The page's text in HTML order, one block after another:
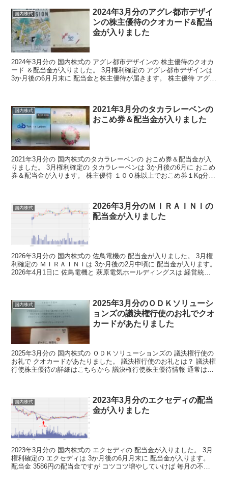
国内株式
2024年3月分のアグレ都市デザイ
ンの株主優待のクオカード&配当
金が入りました
2024年3月分の 国内株式の アグレ都市デザインの 株主優待のクオカ
ード ＆配当金が入りました。 3月権利確定の アグレ都市デザインは
3か月後の6月月末に 配当金と株主優待が届きます。 株主優待 アグレ
国内株式
2021年3月分のタカラレーベンの
おこめ券＆配当金が入りました
2021年3月分の 国内株式のタカラレーベンの おこめ券＆配当金が入
りました。 3月権利確定の タカラレーベンは 3か月後の6月に おこめ
券＆配当金が入ります。 株主優待 １００株以上でおこめ券１Kg分
国内株式
2026年3月分のＭＩＲＡＩＮＩの
配当金が入りました
2026年3月分の 国内株式の 佐鳥電機の 配当金が入りました。 3月権
利確定の ＭＩＲＡＩＮＩは 3か月後の2月中頃に 配当金が入ります。
2026年4月1日に 佐鳥電機と 萩原電気ホールディングスは 経営統合
国内株式
2025年3月分のＯＤＫソリューシ
ョンズの議決権行使のお礼でクオ
カードがあたりました
2025年3月分の 国内株式の ＯＤＫソリューションズの 議決権行使の
お礼で クオカードがあたりました。 議決権行使のお礼とは？ 議決権
行使株主優待の詳細はこちらから 議決権行使株主優待情報 通常は株
国内株式
2023年3月分のエクセディの配当
金が入りました
2023年3月分の 国内株式の エクセディの 配当金が入りました。 3月
権利確定の エクセディは 3か月後の6月月末に 配当金が入ります。
配当金 3586円の配当金ですが コツコツ増やしていけば 毎月の不労